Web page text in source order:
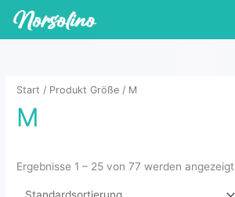
Zum
Start / Produkt Größe / M
M
Ergebnisse 1 – 25 von 77 werden angezeigt